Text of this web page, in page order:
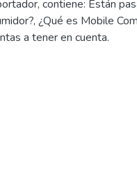
contiene: Están
¿Qué es Mobile
a tener en cuenta.